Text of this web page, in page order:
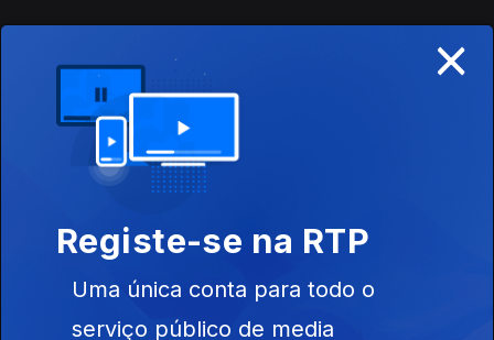
18h Rui Oliveira é o novo camisola amarela na
06 ago. 2026
19h É um dever "preservarmos as
instituições", diz PR
06 ago. 2026
×
Registe-se na RTP
Uma única conta para todo o
serviço público de media